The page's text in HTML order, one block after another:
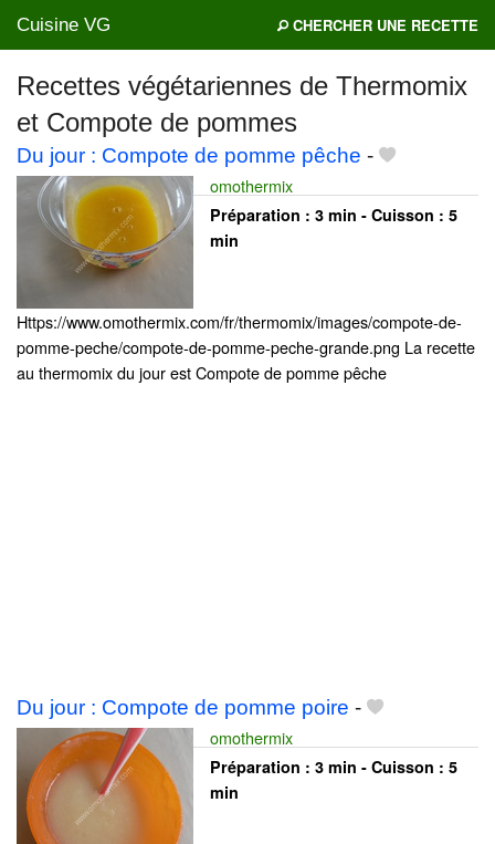
Cuisine VG CHERCHER UNE RECETTE
Mes blogs préférés
Recettes végétariennes de Thermomix
et Compote de pommes
Du jour : Compote de pomme pêche -
omothermix
Préparation : 3 min - Cuisson : 5
min
Https://www.omothermix.com/fr/thermomix/images/compote-de-
pomme-peche/compote-de-pomme-peche-grande.png La recette
au thermomix du jour est Compote de pomme pêche
Du jour : Compote de pomme poire -
omothermix
Préparation : 3 min - Cuisson : 5
min